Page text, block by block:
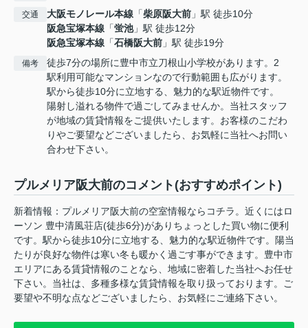
交通 大阪モノレール本線 「柴原阪大前 」駅 徒歩10分
阪急宝塚本線 「蛍池」駅 徒歩12分
阪急宝塚本線 「石橋阪大前 」駅 徒歩19分
備考
徒歩7分の場所に豊中市立刀根山小学校があります。2
駅利用可能なマンションなので行動範囲も広がります。
駅から徒歩10分に立地する、魅力的な駅近物件です。
陽射し溢れる物件で過ごしてみませんか。当社スタッフ
が地域の賃貸情報をご提供いたします。お客様のこだわ
りやご要望などございましたら、お気軽に当社へお問い
合わせ下さい。
プルメリア阪大前のコメント(おすすめポイント)
新着情報：プルメリア阪大前の空室情報ならコチラ。近くにはロ
ーソン 豊中清風荘店(徒歩6分)がありちょっとした買い物に便利
です。駅から徒歩10分に立地する、魅力的な駅近物件です。陽当
たりが良好な物件は寒い冬も暖かく過ごす事ができます。豊中市
エリアにある賃貸情報のことなら、地域に密着した当社へお任せ
下さい。当社は、多種多様な賃貸情報を取り扱っております。ご
要望や不明な点などございましたら、お気軽にご連絡下さい。